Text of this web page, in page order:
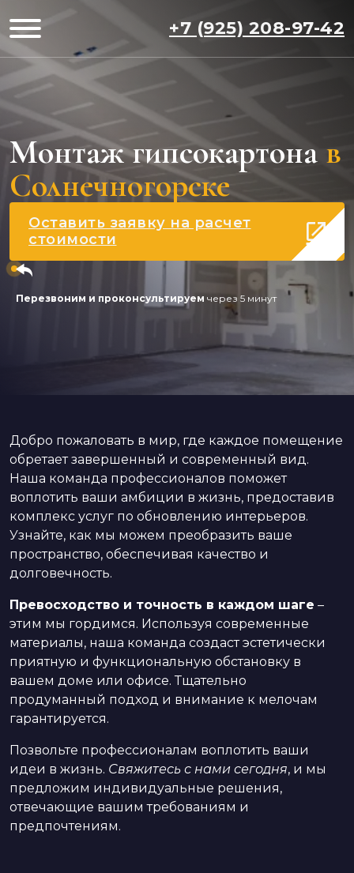
+7 (925) 208-97-42
Монтаж гипсокартона в
Солнечногорске
Оставить заявку на расчет
стоимости
Перезвоним и проконсультируем через 5 минут
Добро пожаловать в мир, где каждое помещение
обретает завершенный и современный вид.
Наша команда профессионалов поможет
воплотить ваши амбиции в жизнь, предоставив
комплекс услуг по обновлению интерьеров.
Узнайте, как мы можем преобразить ваше
пространство, обеспечивая качество и
долговечность.
Превосходство и точность в каждом шаге –
этим мы гордимся. Используя современные
материалы, наша команда создаст эстетически
приятную и функциональную обстановку в
вашем доме или офисе. Тщательно
продуманный подход и внимание к мелочам
гарантируется.
Позвольте профессионалам воплотить ваши
идеи в жизнь. Свяжитесь с нами сегодня, и мы
предложим индивидуальные решения,
отвечающие вашим требованиям и
предпочтениям.